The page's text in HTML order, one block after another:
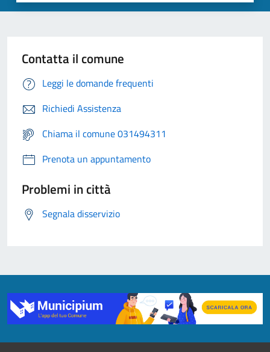
Contatta il comune
Leggi le domande frequenti
Richiedi Assistenza
Chiama il comune 031494311
Prenota un appuntamento
Problemi in città
Segnala disservizio